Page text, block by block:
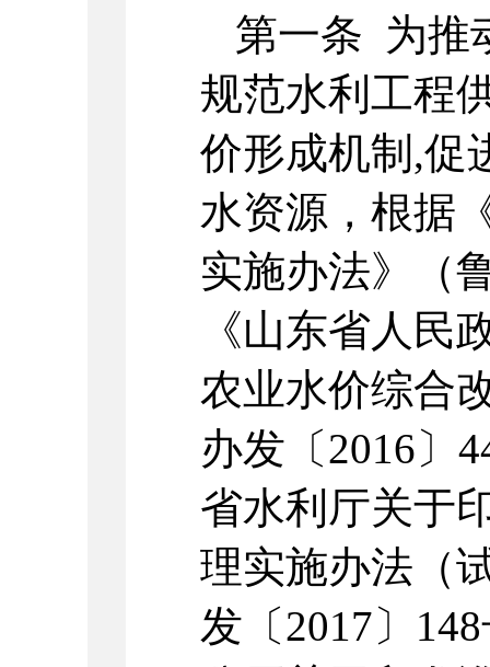
第一条 为推
规范水利工程
价形成机制,促
水资源，根据
实施办法》（
《山东省人民
农业水价综合
办发〔2016〕
省水利厅关于
理实施办法（
发〔2017〕